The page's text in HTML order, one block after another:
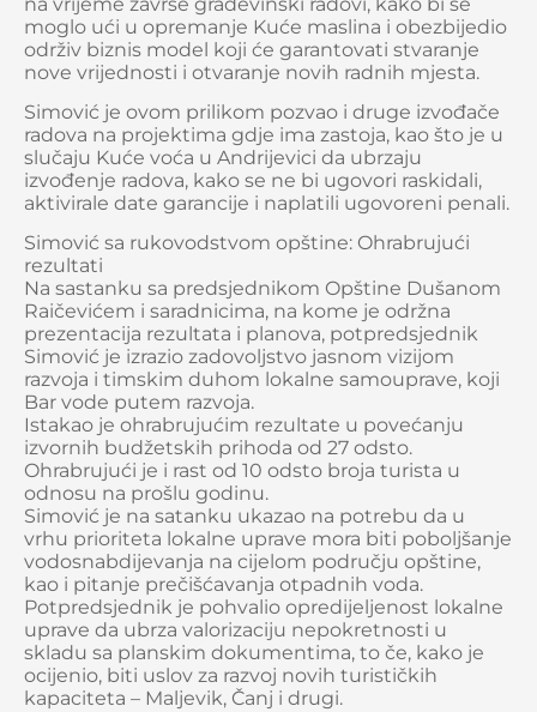
moglo ući u opremanje Kuće maslina i obezbijedio
održiv biznis model koji će garantovati stvaranje
nove vrijednosti i otvaranje novih radnih mjesta.
Simović je ovom prilikom pozvao i druge izvođače
radova na projektima gdje ima zastoja, kao što je u
slučaju Kuće voća u Andrijevici da ubrzaju
izvođenje radova, kako se ne bi ugovori raskidali,
aktivirale date garancije i naplatili ugovoreni penali.
Simović sa rukovodstvom opštine: Ohrabrujući
rezultati
Na sastanku sa predsjednikom Opštine Dušanom
Raičevićem i saradnicima, na kome je održna
prezentacija rezultata i planova, potpredsjednik
Simović je izrazio zadovoljstvo jasnom vizijom
razvoja i timskim duhom lokalne samouprave, koji
Bar vode putem razvoja.
Istakao je ohrabrujućim rezultate u povećanju
izvornih budžetskih prihoda od 27 odsto.
Ohrabrujući je i rast od 10 odsto broja turista u
odnosu na prošlu godinu.
Simović je na satanku ukazao na potrebu da u
vrhu prioriteta lokalne uprave mora biti poboljšanje
vodosnabdijevanja na cijelom području opštine,
kao i pitanje prečišćavanja otpadnih voda.
Potpredsjednik je pohvalio opredijeljenost lokalne
uprave da ubrza valorizaciju nepokretnosti u
skladu sa planskim dokumentima, to če, kako je
ocijenio, biti uslov za razvoj novih turističkih
kapaciteta – Maljevik, Čanj i drugi.